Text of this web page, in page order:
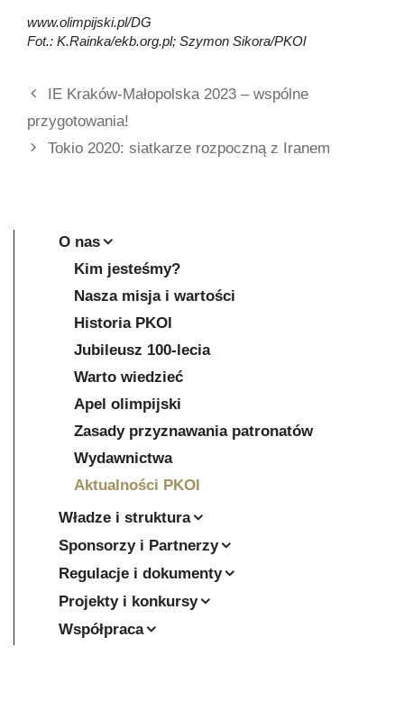
www.olimpijski.pl/DG
Fot.: K.Rainka/ekb.org.pl; Szymon Sikora/PKOl
IE Kraków-Małopolska 2023 – wspólne
przygotowania!
Tokio 2020: siatkarze rozpoczną z Iranem
O nas
Kim jesteśmy?
Nasza misja i wartości
Historia PKOl
Jubileusz 100-lecia
Warto wiedzieć
Apel olimpijski
Zasady przyznawania patronatów
Wydawnictwa
Aktualności PKOl
Władze i struktura
Sponsorzy i Partnerzy
Regulacje i dokumenty
Projekty i konkursy
Współpraca